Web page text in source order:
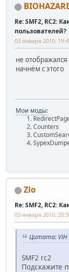
Re: SMF2, RC2:
пользователей?
03 января 2010,
не отображался
начнём с этого
Мои моды:
Counters
Zlo
Re: SMF2, RC2:
03 января 2010,
Цитата: ViH
SMF2 rc2
Подскажите